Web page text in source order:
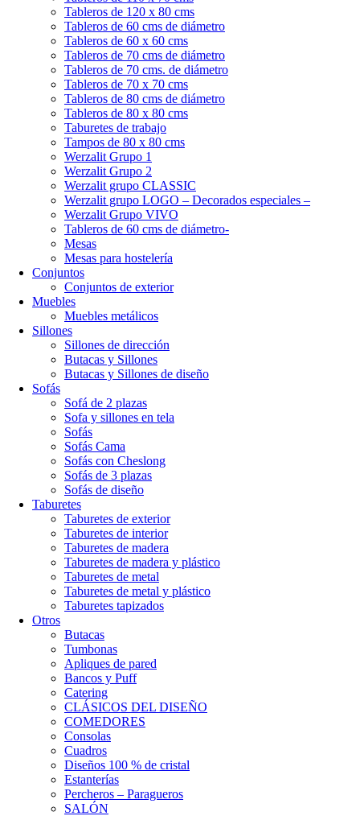
Tableros de 120 x 80 cms
Tableros de 60 cms de diámetro
Tableros de 60 x 60 cms
Tableros de 70 cms de diámetro
Tableros de 70 cms. de diámetro
Tableros de 70 x 70 cms
Tableros de 80 cms de diámetro
Tableros de 80 x 80 cms
Taburetes de trabajo
Tampos de 80 x 80 cms
Werzalit Grupo 1
Werzalit Grupo 2
Werzalit grupo CLASSIC
Werzalit grupo LOGO – Decorados especiales –
Werzalit Grupo VIVO
Tableros de 60 cms de diámetro-
Mesas
Mesas para hostelería
Conjuntos
Conjuntos de exterior
Muebles
Muebles metálicos
Sillones
Sillones de dirección
Butacas y Sillones
Butacas y Sillones de diseño
Sofás
Sofá de 2 plazas
Sofa y sillones en tela
Sofás
Sofás Cama
Sofás con Cheslong
Sofás de 3 plazas
Sofás de diseño
Taburetes
Taburetes de exterior
Taburetes de interior
Taburetes de madera
Taburetes de madera y plástico
Taburetes de metal
Taburetes de metal y plástico
Taburetes tapizados
Otros
Butacas
Tumbonas
Apliques de pared
Bancos y Puff
Catering
CLÁSICOS DEL DISEÑO
COMEDORES
Consolas
Cuadros
Diseños 100 % de cristal
Estanterías
Percheros – Paragueros
SALÓN